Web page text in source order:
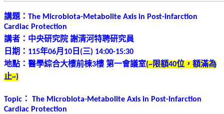
講題： The Microbiota-Metabolite Axis in Post-Infarction
Cardiac Protection
講者：中央研究院 謝清河特聘研究員
日期： 115年06月 10 日 (三) 14:00-15:30
地點：醫學綜合大樓前棟3樓 第一會議室(~限額40位，額滿為
止~)
Topic ：
The Microbiota-Metabolite Axis in Post-Infarction
Cardiac Protection